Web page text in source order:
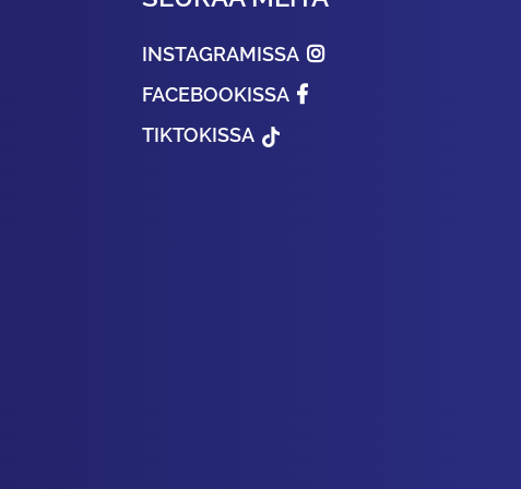
INSTAGRAMISSA
FACEBOOKISSA
TIKTOKISSA